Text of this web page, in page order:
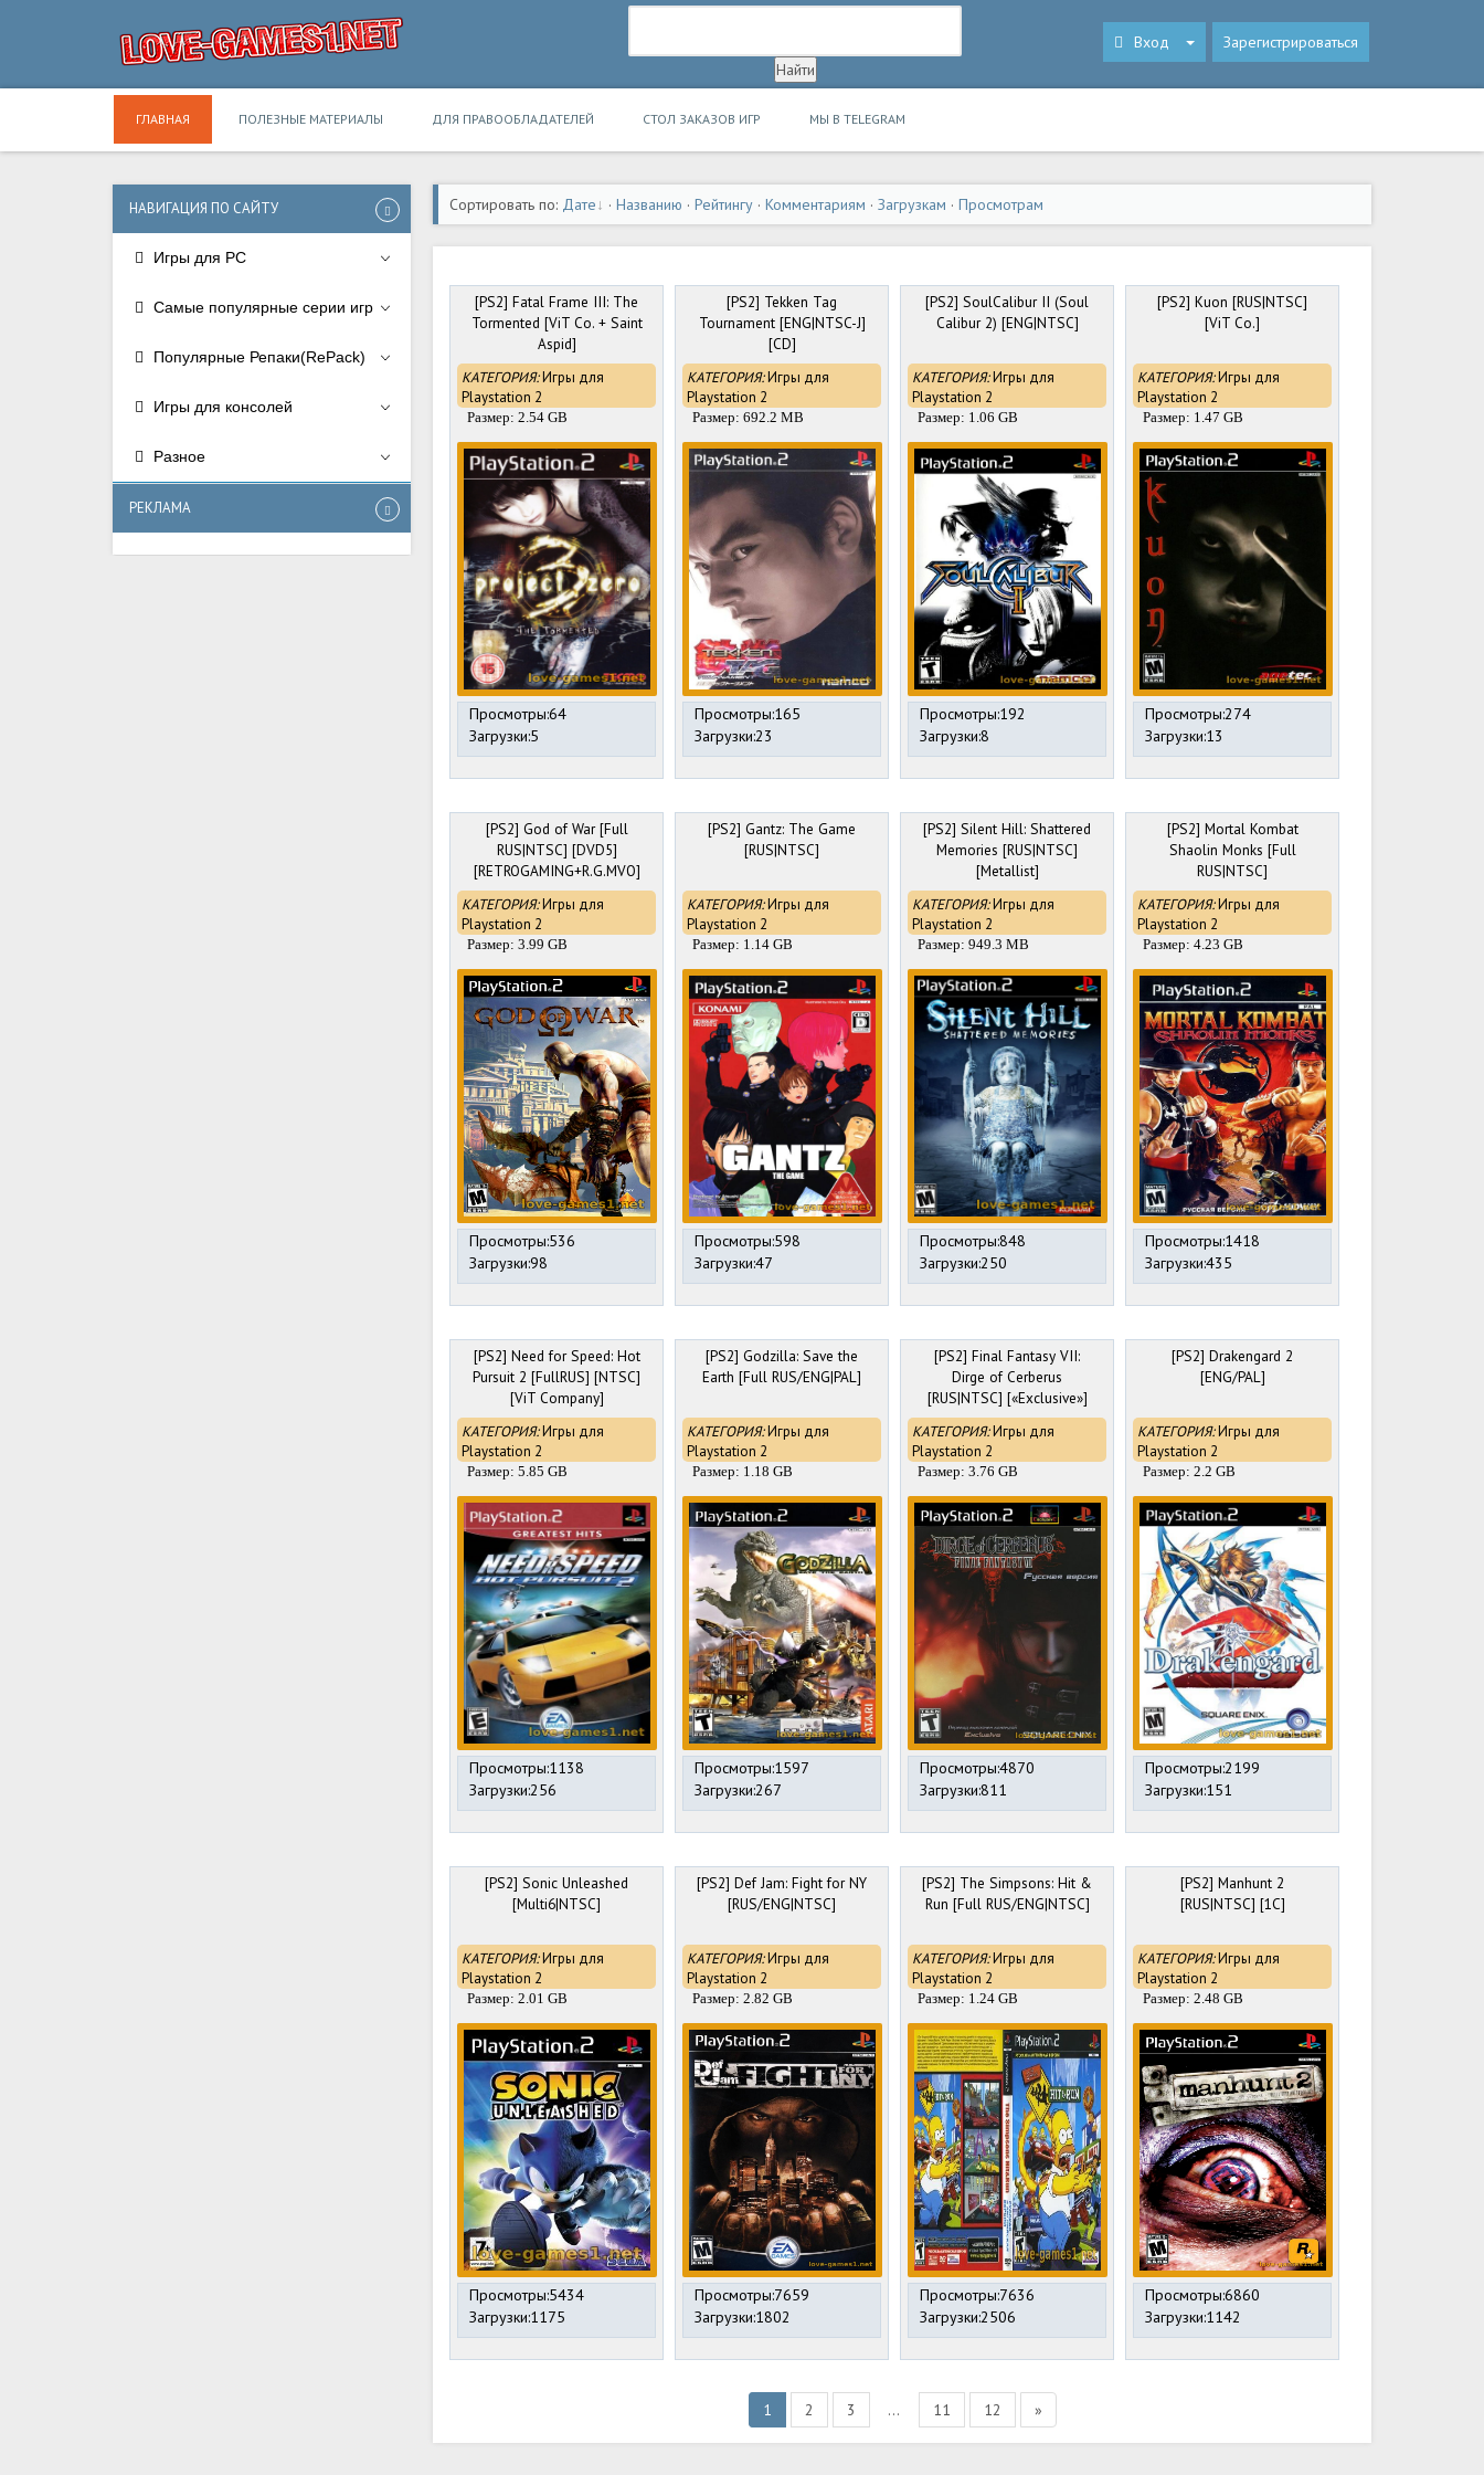
Вход Зарегистрироваться
ГЛАВНАЯ ПОЛЕЗНЫЕ МАТЕРИАЛЫ ДЛЯ ПРАВООБЛАДАТЕЛЕЙ СТОЛ ЗАКАЗОВ ИГР МЫ В TELEGRAM
НАВИГАЦИЯ ПО САЙТУ
Игры для PC
Самые популярные серии игр
Популярные Репаки(RePack)
Игры для консолей
Разное
РЕКЛАМА
Сортировать по: Дате · Названию · Рейтингу · Комментариям · Загрузкам · Просмотрам
[PS2] Fatal Frame III: The
Tormented [ViT Co. + Saint
Aspid]
КАТЕГОРИЯ:Игры для
Playstation 2
Размер: 2.54 GB
Просмотры:64
Загрузки:5
[PS2] Tekken Tag
Tournament [ENG|NTSC-J]
[CD]
КАТЕГОРИЯ:Игры для
Playstation 2
Размер: 692.2 MB
Просмотры:165
Загрузки:23
[PS2] SoulCalibur II (Soul
Calibur 2) [ENG|NTSC]
КАТЕГОРИЯ:Игры для
Playstation 2
Размер: 1.06 GB
Просмотры:192
Загрузки:8
[PS2] Kuon [RUS|NTSC]
[ViT Co.]
КАТЕГОРИЯ:Игры для
Playstation 2
Размер: 1.47 GB
Просмотры:274
Загрузки:13
[PS2] God of War [Full
RUS|NTSC] [DVD5]
[RETROGAMING+R.G.MVO]
КАТЕГОРИЯ:Игры для
Playstation 2
Размер: 3.99 GB
Просмотры:536
Загрузки:98
[PS2] Gantz: The Game
[RUS|NTSC]
КАТЕГОРИЯ:Игры для
Playstation 2
Размер: 1.14 GB
Просмотры:598
Загрузки:47
[PS2] Silent Hill: Shattered
Memories [RUS|NTSC]
[Metallist]
КАТЕГОРИЯ:Игры для
Playstation 2
Размер: 949.3 MB
Просмотры:848
Загрузки:250
[PS2] Mortal Kombat
Shaolin Monks [Full
RUS|NTSC]
КАТЕГОРИЯ:Игры для
Playstation 2
Размер: 4.23 GB
Просмотры:1418
Загрузки:435
[PS2] Need for Speed: Hot
Pursuit 2 [FullRUS] [NTSC]
[ViT Company]
КАТЕГОРИЯ:Игры для
Playstation 2
Размер: 5.85 GB
Просмотры:1138
Загрузки:256
[PS2] Godzilla: Save the
Earth [Full RUS/ENG|PAL]
КАТЕГОРИЯ:Игры для
Playstation 2
Размер: 1.18 GB
Просмотры:1597
Загрузки:267
[PS2] Final Fantasy VII:
Dirge of Cerberus
[RUS|NTSC] [«Exclusive»]
КАТЕГОРИЯ:Игры для
Playstation 2
Размер: 3.76 GB
Просмотры:4870
Загрузки:811
[PS2] Drakengard 2
[ENG/PAL]
КАТЕГОРИЯ:Игры для
Playstation 2
Размер: 2.2 GB
Просмотры:2199
Загрузки:151
[PS2] Sonic Unleashed
[Multi6|NTSC]
КАТЕГОРИЯ:Игры для
Playstation 2
Размер: 2.01 GB
Просмотры:5434
Загрузки:1175
[PS2] Def Jam: Fight for NY
[RUS/ENG|NTSC]
КАТЕГОРИЯ:Игры для
Playstation 2
Размер: 2.82 GB
Просмотры:7659
Загрузки:1802
[PS2] The Simpsons: Hit &
Run [Full RUS/ENG|NTSC]
КАТЕГОРИЯ:Игры для
Playstation 2
Размер: 1.24 GB
Просмотры:7636
Загрузки:2506
[PS2] Manhunt 2
[RUS|NTSC] [1С]
КАТЕГОРИЯ:Игры для
Playstation 2
Размер: 2.48 GB
Просмотры:6860
Загрузки:1142
1 2 3 ... 11 12 »